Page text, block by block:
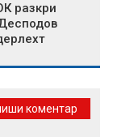
разкри
коментар